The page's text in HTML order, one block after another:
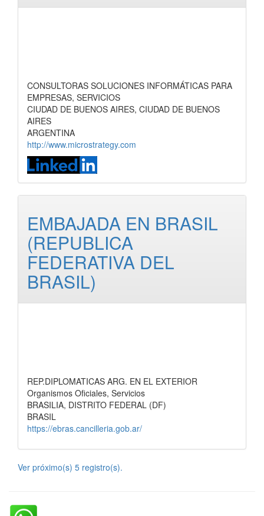
CONSULTORAS SOLUCIONES INFORMÁTICAS PARA
EMPRESAS, SERVICIOS
CIUDAD DE BUENOS AIRES, CIUDAD DE BUENOS
AIRES
ARGENTINA
http://www.microstrategy.com
EMBAJADA EN BRASIL
(REPUBLICA
FEDERATIVA DEL
BRASIL)
REP.DIPLOMATICAS ARG. EN EL EXTERIOR
Organismos Oficiales, Servicios
BRASILIA, DISTRITO FEDERAL (DF)
BRASIL
https://ebras.cancilleria.gob.ar/
Ver próximo(s) 5 registro(s).